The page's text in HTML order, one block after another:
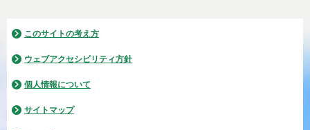
このサイトの考え方
ウェブアクセシビリティ方針
個人情報について
サイトマップ